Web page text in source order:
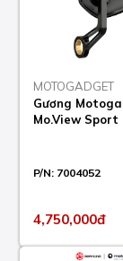
MOTOGADGET
Gương
Mo.View Sport
P/N: 7004052
4,750,000đ